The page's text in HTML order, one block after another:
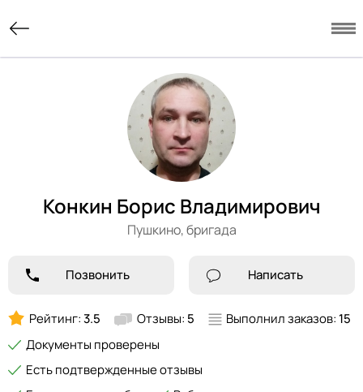
Конкин Борис Владимирович
Пушкино,бригада
Позвонить Написать
Рейтинг:3.5 Отзывы: 5 Выполнил заказов: 15
Документы проверены
Есть подтвержденные отзывы